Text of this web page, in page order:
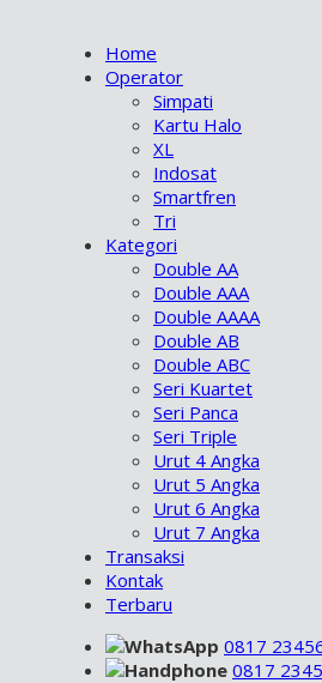
Home
Operator
Simpati
Kartu Halo
XL
Indosat
Smartfren
Tri
Kategori
Double AA
Double AAA
Double AAAA
Double AB
Double ABC
Seri Kuartet
Seri Panca
Seri Triple
Urut 4 Angka
Urut 5 Angka
Urut 6 Angka
Urut 7 Angka
Transaksi
Kontak
Terbaru
0817
0817